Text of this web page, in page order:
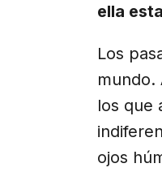
ella
Los
mundo.
los que
ojos